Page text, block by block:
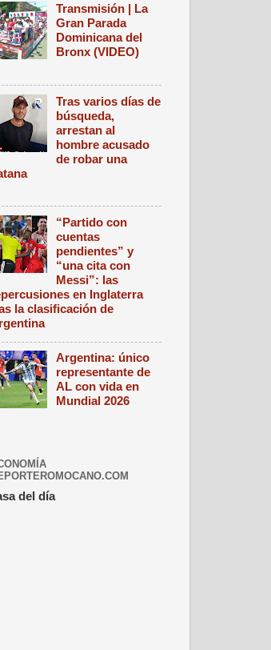
Transmisión | La
Gran Parada
Dominicana del
Bronx (VIDEO)
Tras varios días de
búsqueda,
arrestan al
hombre acusado
de robar una
“Partido con
cuentas
pendientes” y
“una cita con
Messi”: las
en Inglaterra
la clasificación de
Argentina: único
representante de
AL con vida en
Mundial 2026
del día